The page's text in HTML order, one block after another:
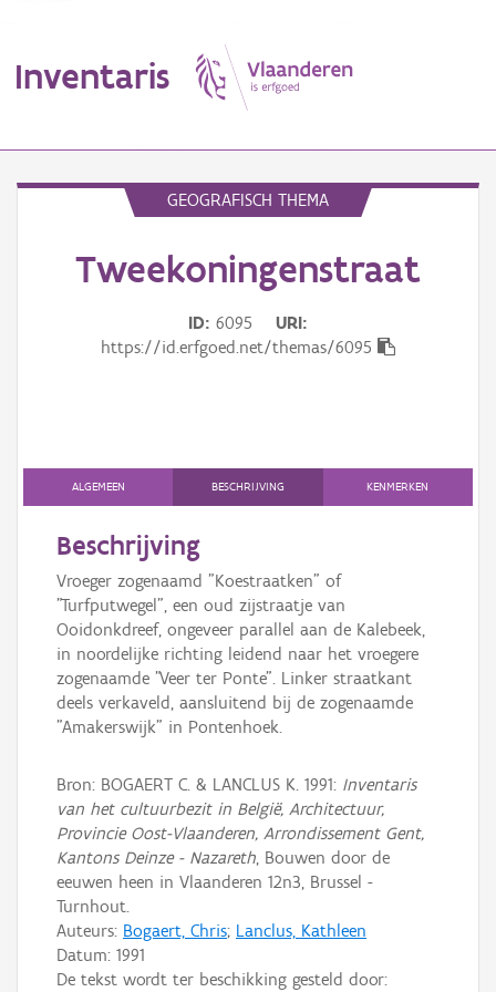
Inventaris
Erfgoedobject
Persoon of collectief
Downloads
Hergebruik
Aanmelden
GEOGRAFISCH THEMA
Tweekoningenstraat
ID 6095
URI
https://id.erfgoed.net/themas/6095
ALGEMEEN BESCHRIJVING KENMERKEN
Beschrijving
Vroeger zogenaamd "Koestraatken" of
"Turfputwegel", een oud zijstraatje van
Ooidonkdreef, ongeveer parallel aan de Kalebeek,
in noordelijke richting leidend naar het vroegere
zogenaamde "Veer ter Ponte". Linker straatkant
deels verkaveld, aansluitend bij de zogenaamde
"Amakerswijk" in Pontenhoek.
Bron: BOGAERT C. & LANCLUS K. 1991: Inventaris
van het cultuurbezit in België, Architectuur,
Provincie Oost-Vlaanderen, Arrondissement Gent,
Kantons Deinze - Nazareth, Bouwen door de
eeuwen heen in Vlaanderen 12n3, Brussel -
Turnhout.
Auteurs: Bogaert, Chris; Lanclus, Kathleen
Datum: 1991
De tekst wordt ter beschikking gesteld door: